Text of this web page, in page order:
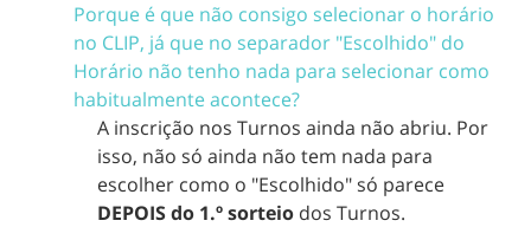
Porque é que não consigo selecionar o horário
no CLIP, já que no separador "Escolhido" do
Horário não tenho nada para selecionar como
habitualmente acontece?
A inscrição nos Turnos ainda não abriu. Por
isso, não só ainda não tem nada para
escolher como o "Escolhido" só parece
DEPOIS do 1.º sorteio dos Turnos.